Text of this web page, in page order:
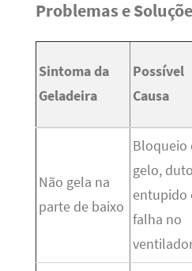
Problemas e
Sintoma da
Geladeira
Possível
Causa
Não gela na
parte de baixo
Bloqueio
gelo, duto
entupido
falha no